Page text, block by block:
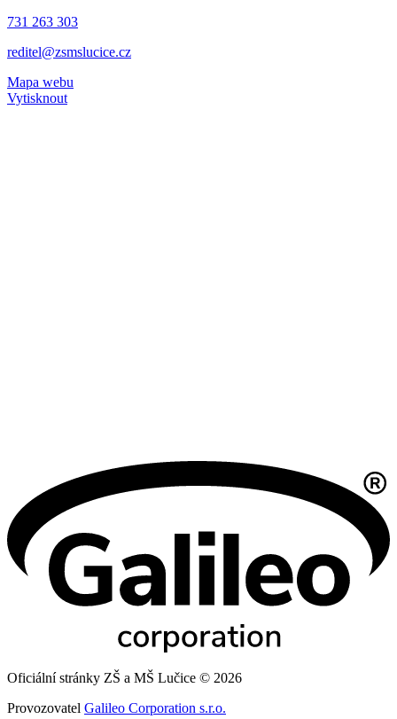
731 263 303
reditel@zsmslucice.cz
Mapa webu
Vytisknout
Oficiální stránky ZŠ a MŠ Lučice © 2026
Provozovatel Galileo Corporation s.r.o.